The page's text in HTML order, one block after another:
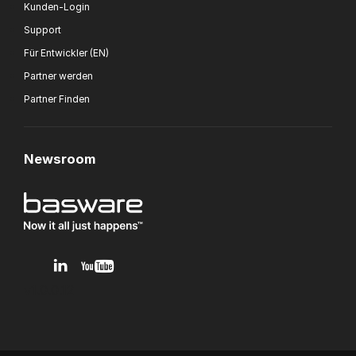
Kunden-Login
Support
Für Entwickler (EN)
Partner werden
Partner Finden
Newsroom